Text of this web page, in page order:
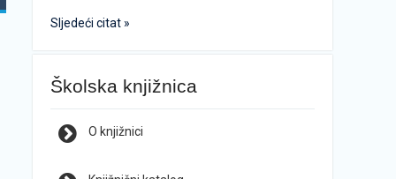
Sljedeći citat »
Školska knjižnica
O knjižnici